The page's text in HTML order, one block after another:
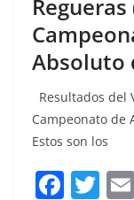
Absoluto
Resultados del
Campeonato de
Estos son los
F T